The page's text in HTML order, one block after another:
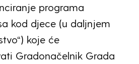
programa
kod djece (u daljnjem
koje će
Gradonačelnik Grada